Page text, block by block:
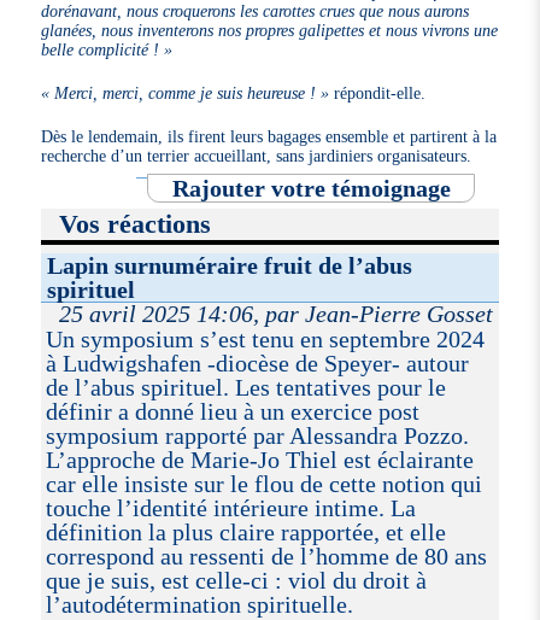
dorénavant, nous croquerons les carottes crues que nous aurons
glanées, nous inventerons nos propres galipettes et nous vivrons une
belle complicité ! »
« Merci, merci, comme je suis heureuse ! » répondit-elle.
Dès le lendemain, ils firent leurs bagages ensemble et partirent à la
recherche d’un terrier accueillant, sans jardiniers organisateurs.
Rajouter votre témoignage
Vos réactions
Lapin surnuméraire fruit de l’abus
spirituel
25 avril 2025 14:06, par Jean-Pierre Gosset
Un symposium s’est tenu en septembre 2024
à Ludwigshafen -diocèse de Speyer- autour
de l’abus spirituel. Les tentatives pour le
définir a donné lieu à un exercice post
symposium rapporté par Alessandra Pozzo.
L’approche de Marie-Jo Thiel est éclairante
car elle insiste sur le flou de cette notion qui
touche l’identité intérieure intime. La
définition la plus claire rapportée, et elle
correspond au ressenti de l’homme de 80 ans
que je suis, est celle-ci : viol du droit à
l’autodétermination spirituelle.